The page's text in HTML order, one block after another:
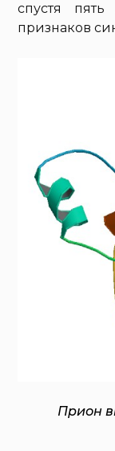
спустя
признаков
Прион